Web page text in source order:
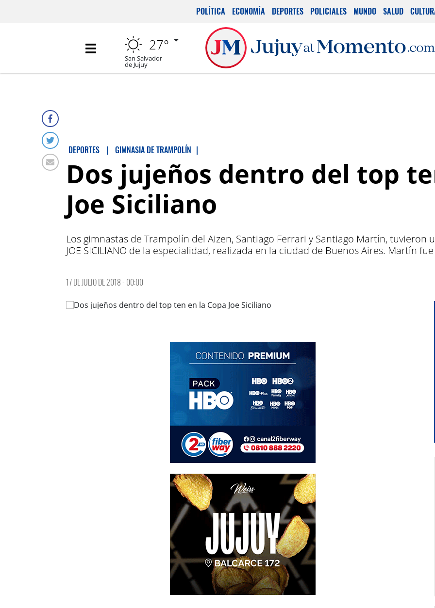
POLÍTICA ECONOMÍA DEPORTES POLICIALES MUNDO SALUD
27°
San Salvador
de Jujuy
DEPORTES | GIMNASIA DE TRAMPOLÍN |
Dos jujeños dentro del top
Joe Siciliano
Los gimnastas de Trampolín del Aizen, Santiago Ferrari y Santiago Martín, tuvieron
JOE SICILIANO de la especialidad, realizada en la ciudad de Buenos Aires. Martín
17 DE JULIO DE 2018 - 00:00